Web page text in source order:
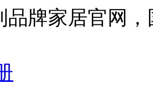
品牌家居官网